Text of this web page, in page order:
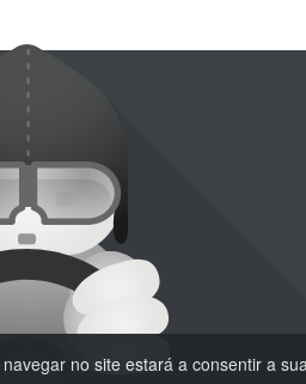
no site estará a consentir a